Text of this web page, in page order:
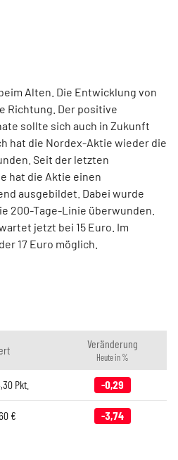
Alten. Die Entwicklung von
Richtung. Der positive
sollte sich auch in Zukunft
hat die Nordex-Aktie wieder die
Seit der letzten
hat die Aktie einen
ausgebildet. Dabei wurde
200-Tage-Linie überwunden.
jetzt bei 15 Euro. Im
17 Euro möglich.
Veränderung
Heute in %
Pkt. -0,29
€ -3,74